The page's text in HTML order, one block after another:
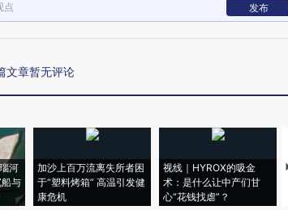
点 发布
文章暂无评论
河
与
加沙上百万流离失所者困
于“塑料烤箱” 高温引发健
康危机
视线｜HYROX的吸金
术：是什么让中产们甘
心“花钱找虐”？